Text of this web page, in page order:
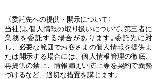
〈委託先への提供・開示について〉
当社は､個人情報の取り扱いについて､第三者に
業務を委託する場合があります｡委託先に対
し、必要な範囲でお客さまの個人情報を提供ま
たは開示する場合には、個人情報管理の徹底、
再提供の禁止、情報漏えい防止等を契約で義務
づけるなど、適切な措置を講じます。